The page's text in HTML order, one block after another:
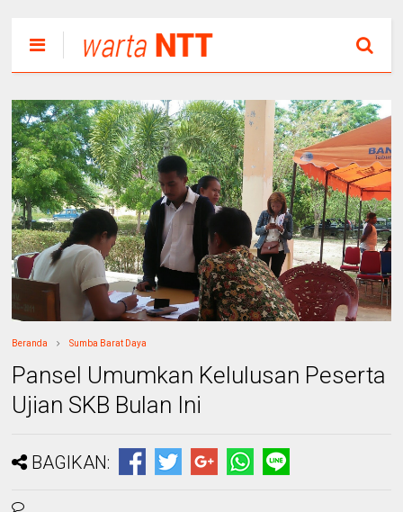
Beranda Sumba Barat Daya
Pansel Umumkan Kelulusan Peserta
Ujian SKB Bulan Ini
BAGIKAN: